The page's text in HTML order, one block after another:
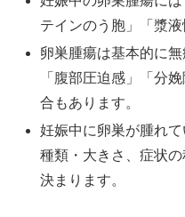
テインのう胞」「漿
卵巣腫瘍は基本的に
「腹部圧迫感」「分
合もあります。
妊娠中に卵巣が腫れ
種類・大きさ、症状
決まります。